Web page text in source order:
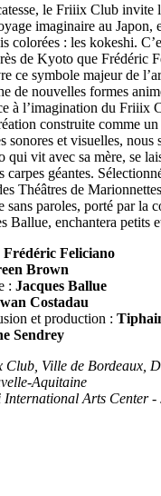
le Friiix Club invite
imaginaire au Japon,
colorées : les kokeshi.
de Kyoto que Frédéric
ce symbole majeur de
de nouvelles formes
à l’imagination du Friiix
construite comme
sonores et visuelles, nous
vit avec sa mère, se
carpes géantes.
Théâtres de
sans paroles, porté par la
Ballue, enchantera petits
Frédéric Feliciano
Brown
: Jacques Ballue
Costadau
et production :
Sendrey
Ville de Bordeaux,
Aquitaine
International Arts Center -